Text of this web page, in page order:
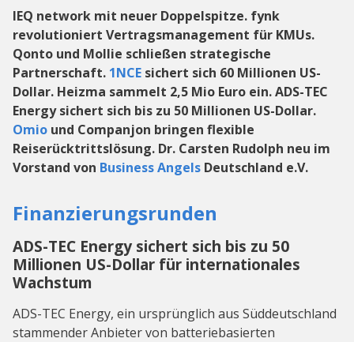
IEQ network mit neuer Doppelspitze. fynk
revolutioniert Vertragsmanagement für KMUs.
Qonto und Mollie schließen strategische
Partnerschaft. 1NCE sichert sich 60 Millionen US-
Dollar. Heizma sammelt 2,5 Mio Euro ein. ADS-TEC
Energy sichert sich bis zu 50 Millionen US-Dollar.
Omio und Companjon bringen flexible
Reiserücktrittslösung. Dr. Carsten Rudolph neu im
Vorstand von Business Angels Deutschland e.V.
Finanzierungsrunden
ADS-TEC Energy sichert sich bis zu 50
Millionen US-Dollar für internationales
Wachstum
ADS-TEC Energy, ein ursprünglich aus Süddeutschland
stammender Anbieter von batteriebasierten